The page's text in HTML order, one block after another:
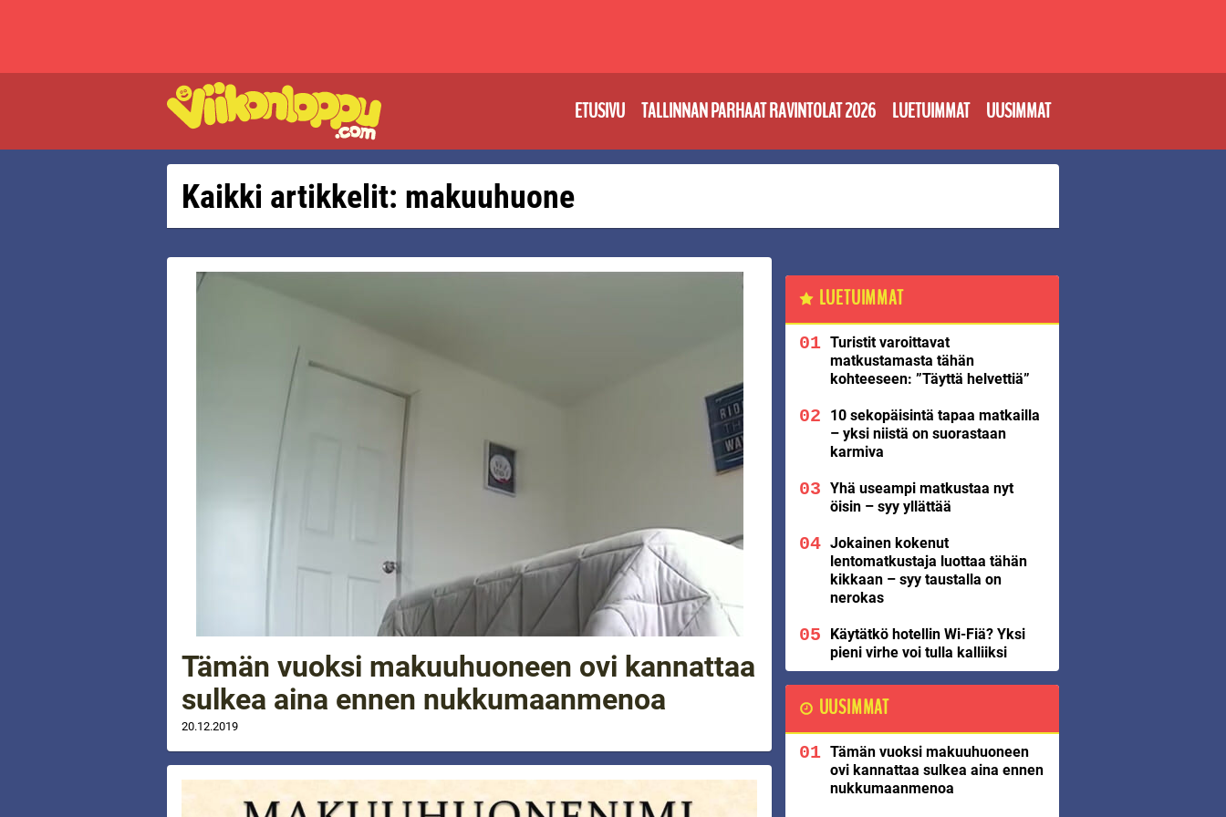
ETUSIVU TALLINNAN PARHAAT RAVINTOLAT 2026 LUETUIMMAT UUSIMMAT
Kaikki artikkelit: makuuhuone
Tämän vuoksi makuuhuoneen ovi kannattaa
sulkea aina ennen nukkumaanmenoa
20.12.2019
LUETUIMMAT
Turistit varoittavat
matkustamasta tähän
kohteeseen: ”Täyttä helvettiä”
10 sekopäisintä tapaa matkailla
– yksi niistä on suorastaan
karmiva
Yhä useampi matkustaa nyt
öisin – syy yllättää
Jokainen kokenut
lentomatkustaja luottaa tähän
kikkaan – syy taustalla on
nerokas
Käytätkö hotellin Wi-Fiä? Yksi
pieni virhe voi tulla kalliiksi
UUSIMMAT
Tämän vuoksi makuuhuoneen
ovi kannattaa sulkea aina ennen
nukkumaanmenoa